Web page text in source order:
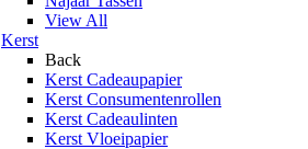
View All
Kerst
Back
Kerst Cadeaupapier
Kerst Consumentenrollen
Kerst Cadeaulinten
Kerst Vloeipapier